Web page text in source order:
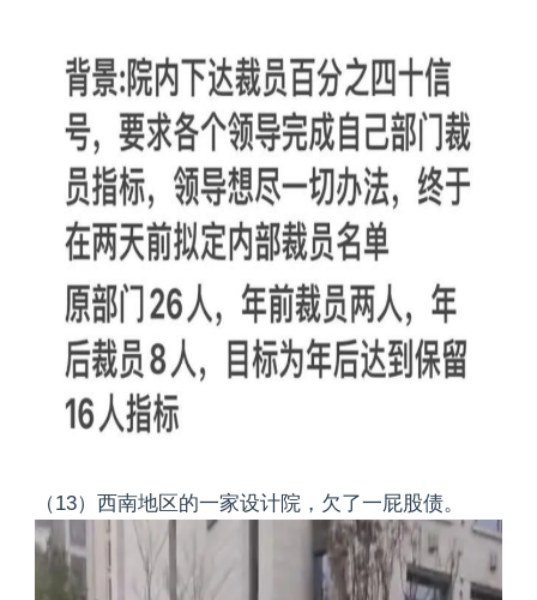
（13）西南地区的一家设计院，欠了一屁股债。